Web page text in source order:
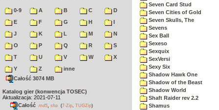
0-9 A B C
D
E
F G H
I
J
K L M
N
O
P Q R
S
T
U V W
X
Y
Z
inne
Całość 3074 MB
Katalog gier (konwencja TOSEC)
Aktualizacja: 2021-07-11
Całość md5 sha (7-Zip TUGZip)
Seven Card Stud
Seven Cities of Gold
Seven Skulls, The
Sevens
Sex Ball
Sexeso
Sexquix
SexVersi
Sexy Six
Shadow Hawk One
Shadow of the Beast
Shadow World
Shaft Raider rev 2.2
Shamus